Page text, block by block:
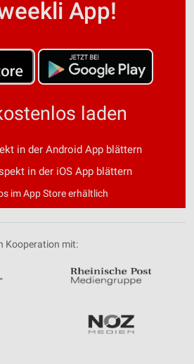
App!
laden
in der Android App blättern
in der iOS App blättern
im App Store erhältlich
Kooperation mit: